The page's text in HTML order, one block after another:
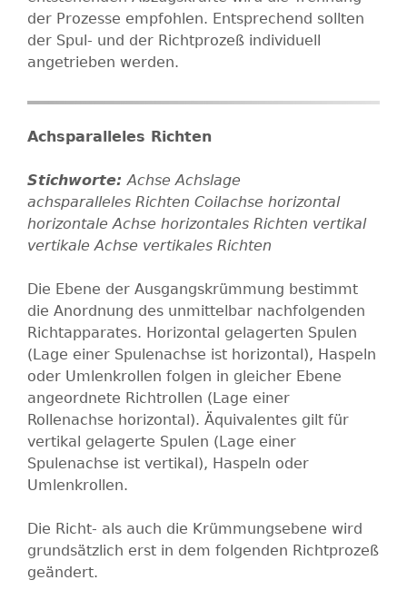
der Prozesse empfohlen. Entsprechend sollten
der Spul- und der Richtprozeß individuell
angetrieben werden.
Achsparalleles Richten
Achse Achslage
achsparalleles Richten Coilachse horizontal
horizontale Achse horizontales Richten vertikal
vertikale Achse vertikales Richten
Die Ebene der Ausgangskrümmung bestimmt
die Anordnung des unmittelbar nachfolgenden
Richtapparates. Horizontal gelagerten Spulen
(Lage einer Spulenachse ist horizontal), Haspeln
oder Umlenkrollen folgen in gleicher Ebene
angeordnete Richtrollen (Lage einer
Rollenachse horizontal). Äquivalentes gilt für
vertikal gelagerte Spulen (Lage einer
Spulenachse ist vertikal), Haspeln oder
Umlenkrollen.
Die Richt- als auch die Krümmungsebene wird
grundsätzlich erst in dem folgenden Richtprozeß
geändert.